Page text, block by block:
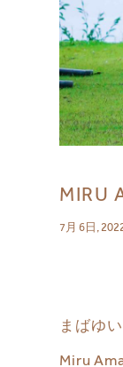
MIRU
7月 6日,
まばゆ
Miru